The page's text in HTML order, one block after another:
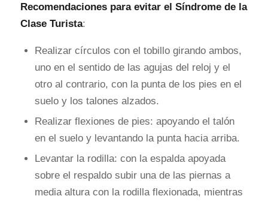
Recomendaciones para evitar el Síndrome de la
Clase Turista:
Realizar círculos con el tobillo girando ambos,
uno en el sentido de las agujas del reloj y el
otro al contrario, con la punta de los pies en el
suelo y los talones alzados.
Realizar flexiones de pies: apoyando el talón
en el suelo y levantando la punta hacia arriba.
Levantar la rodilla: con la espalda apoyada
sobre el respaldo subir una de las piernas a
media altura con la rodilla flexionada, mientras